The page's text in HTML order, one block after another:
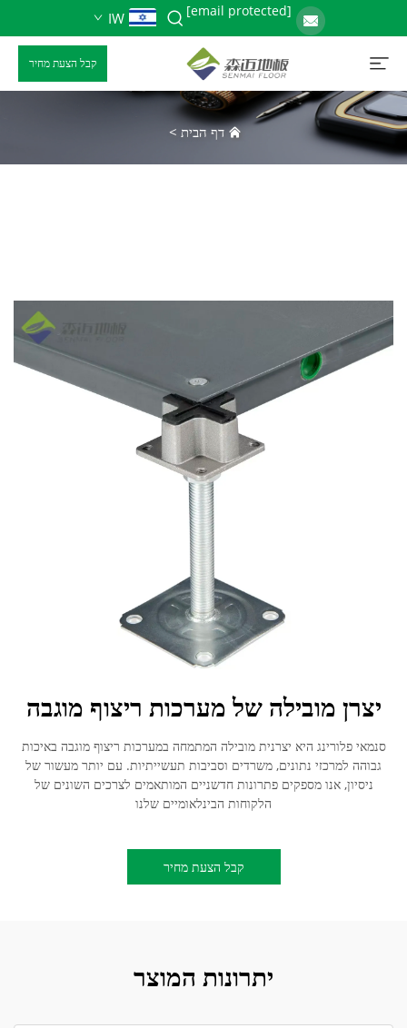
[email protected]
IW
קבל הצעת מחיר
דף הבית >
יצרן מובילה של מערכות ריצוף מוגבה
סנמאי פלורינג היא יצרנית מובילה המתמחה במערכות ריצוף מוגבה באיכות
גבוהה למרכזי נתונים, משרדים וסביבות תעשייתיות. עם יותר מעשור של
ניסיון, אנו מספקים פתרונות חדשניים המותאמים לצרכים השונים של
הלקוחות הבינלאומיים שלנו
קבל הצעת מחיר
יתרונות המוצר